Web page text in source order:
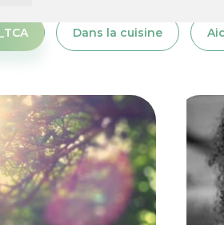
Dans la cuisine